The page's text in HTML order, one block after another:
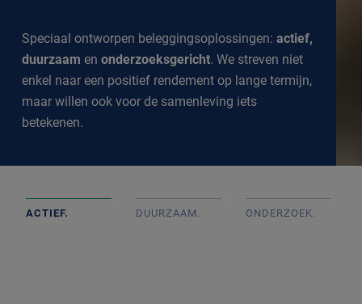
Speciaal ontworpen beleggingsoplossingen: actief,
duurzaam en onderzoeksgericht. We streven niet
enkel naar een positief rendement op lange termijn,
maar willen ook voor de samenleving iets
betekenen.
ACTIEF. DUURZAAM. ONDERZOEK.